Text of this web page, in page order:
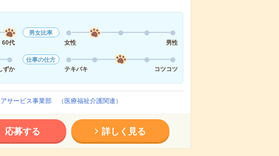
60代
男女比率
女性
男性
ずか
仕事の仕方
テキパキ
コツコツ
サービス事業部 （医療福祉介護関連）
応募する 詳しく見る